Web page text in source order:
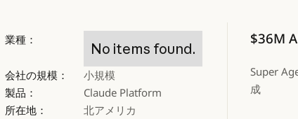
業種：
No items found.
会社の規模：
小規模
製品：
Claude Platform
所在地：
北アメリカ
$36M
Super
成